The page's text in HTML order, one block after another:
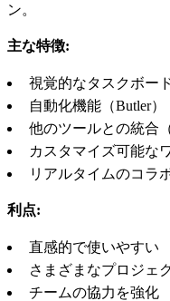
ン。
主な特徴:
視覚的なタスクボー
自動化機能（Butler）
他のツールとの統合
カスタマイズ可能な
リアルタイムのコラ
利点:
直感的で使いやすい
さまざまなプロジェ
チームの協力を強化